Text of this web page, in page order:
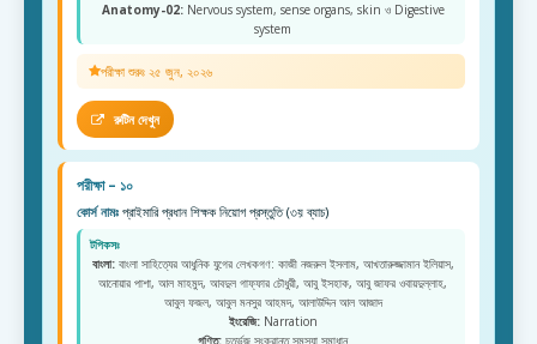
Anatomy-02:Nervous system, sense organs, skin ও Digestive
system
পরীক্ষা শুরুঃ ২৫ জুন, ২০২৬
রুটিন দেখুন
পরীক্ষা – ১০
কোর্স নামঃ প্রাইমারি প্রধান শিক্ষক নিয়োগ প্রস্তুতি (৩য় ব্যাচ)
টপিকসঃ
বাংলা:বাংলা সাহিত্যের আধুনিক যুগের লেখকগণ: কাজী নজরুল ইসলাম, আখতারুজ্জামান ইলিয়াস,
আনোয়ার পাশা, আল মাহমুদ, আবদুল গাফ্ফার চৌধুরী, আবু ইসহাক, আবু জাফর ওবায়দুল্লাহ,
আবুল ফজল, আবুল মনসুর আহমদ, আলাউদ্দিন আল আজাদ
ইংরেজি:Narration
গণিত: চতুর্ভুজ সংক্রান্ত সমস্যা সমাধান